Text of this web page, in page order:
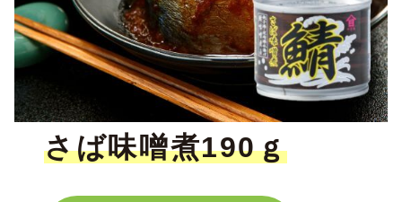
さば味噌煮190ｇ